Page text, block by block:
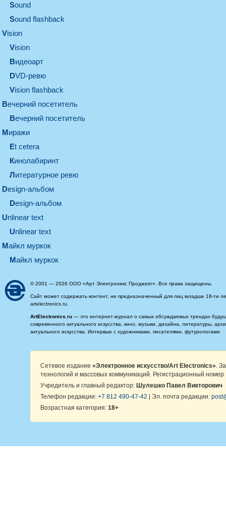
sound
Sound flashback
vision
vision
видеоарт
DVD-ревю
Vision flashback
вечерний посетитель
вечерний посетитель
миражи
et cetera
кинолабиринт
литературное ревю
design-альбом
design-альбом
unlinear text
Unlinear text
майкл муркок
майкл муркок
© 2001 — 2026 ООО «Арт Электроникс Проджект». Все права защищены.
Сайт может содержать контент, не предназначенный для лиц младше 18-ти
artelectronics.ru.
ArtElectronics.ru — это интернет-журнал о самых обсуждаемых трендах
современного актуального искусства, кино, музыки, дизайна, литературы,
актуального искусства. Интервью с художниками, писателями, футурологами
Сетевое издание «Электронное искусство/Art Electronics» .
технологий и массовых коммуникаций. Регистрационный
Учредитель и главный редактор: Шулешко Павел Викторович
Телефон редакции: +7 812 490-47-42 | Эл. почта редакции:
Возрастная категория: 18+